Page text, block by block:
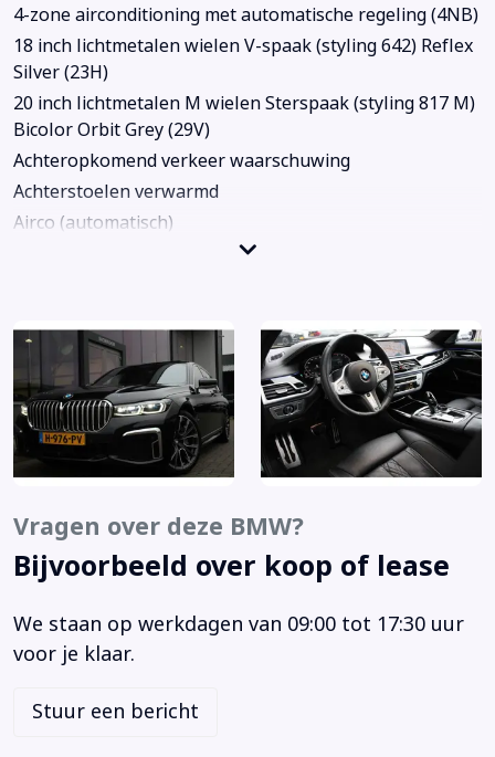
4-zone airconditioning met automatische regeling (4NB)
18 inch lichtmetalen wielen V-spaak (styling 642) Reflex
Silver (23H)
20 inch lichtmetalen M wielen Sterspaak (styling 817 M)
Bicolor Orbit Grey (29V)
Achteropkomend verkeer waarschuwing
Achterstoelen verwarmd
Airco (automatisch)
BMW Laserlight (5AZ)
Bots herkenning systeem
Cruise control
Dodehoek detector
Elektrisch bediend glazen schuif-/kanteldak (403)
Elektrisch glazen schuif-/kanteldak
Laser LED koplampen
Luxe lederen bekleding
M Aerodynamica
Premium kleur
Vragen over deze BMW?
Bijvoorbeeld over koop of lease
We staan op werkdagen van 09:00 tot 17:30 uur
voor je klaar.
Stuur een bericht